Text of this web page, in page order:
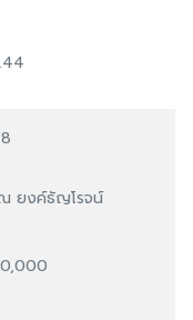
8
ยงค์ธัญโรจน์